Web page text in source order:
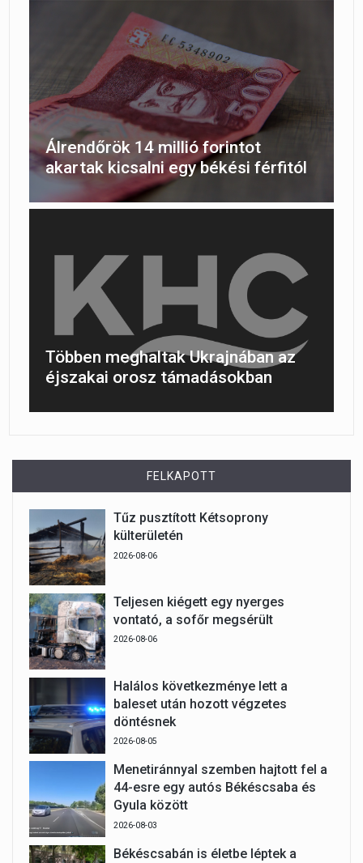
Álrendőrök 14 millió forintot
akartak kicsalni egy békési férfitól
Többen meghaltak Ukrajnában az
éjszakai orosz támadásokban
FELKAPOTT
Tűz pusztított Kétsoprony
külterületén
2026-08-06
Teljesen kiégett egy nyerges
vontató, a sofőr megsérült
2026-08-06
Halálos következménye lett a
baleset után hozott végzetes
döntésnek
2026-08-05
Menetiránnyal szemben hajtott fel a
44-esre egy autós Békéscsaba és
Gyula között
2026-08-03
Békéscsabán is életbe léptek a